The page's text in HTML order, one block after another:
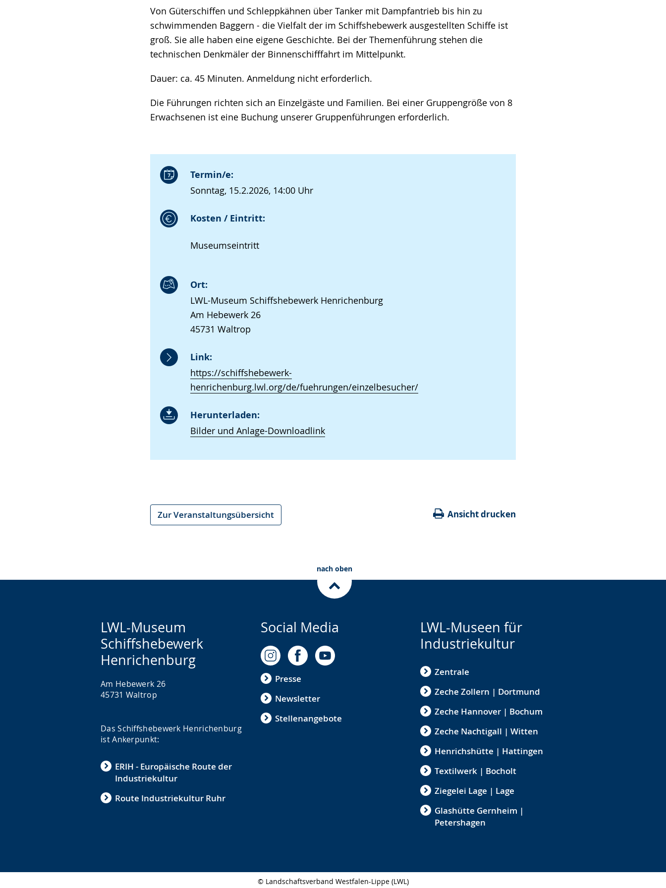
Von Güterschiffen und Schleppkähnen über Tanker mit Dampfantrieb bis hin zu
schwimmenden Baggern - die Vielfalt der im Schiffshebewerk ausgestellten Schiffe ist
groß. Sie alle haben eine eigene Geschichte. Bei der Themenführung stehen die
technischen Denkmäler der Binnenschifffahrt im Mittelpunkt.
Dauer: ca. 45 Minuten. Anmeldung nicht erforderlich.
Die Führungen richten sich an Einzelgäste und Familien. Bei einer Gruppengröße von 8
Erwachsenen ist eine Buchung unserer Gruppenführungen erforderlich.
Termin/e:
Sonntag, 15.2.2026, 14:00 Uhr
Kosten / Eintritt:
Museumseintritt
Ort:
LWL-Museum Schiffshebewerk Henrichenburg
Am Hebewerk 26
45731 Waltrop
Link:
https://schiffshebewerk-
henrichenburg.lwl.org/de/fuehrungen/einzelbesucher/
Herunterladen:
Bilder und Anlage-Downloadlink
Zur Veranstaltungsübersicht Ansicht drucken
nach oben
LWL-Museum
Schiffshebewerk
Henrichenburg
Am Hebewerk 26
45731 Waltrop
Das Schiffshebewerk Henrichenburg
ist Ankerpunkt:
ERIH - Europäische Route der
Industriekultur
Route Industriekultur Ruhr
Social Media
Presse
Newsletter
Stellenangebote
LWL-Museen für
Industriekultur
Zentrale
Zeche Zollern | Dortmund
Zeche Hannover | Bochum
Zeche Nachtigall | Witten
Henrichshütte | Hattingen
Textilwerk | Bocholt
Ziegelei Lage | Lage
Glashütte Gernheim |
Petershagen
© Landschaftsverband Westfalen-Lippe (LWL)